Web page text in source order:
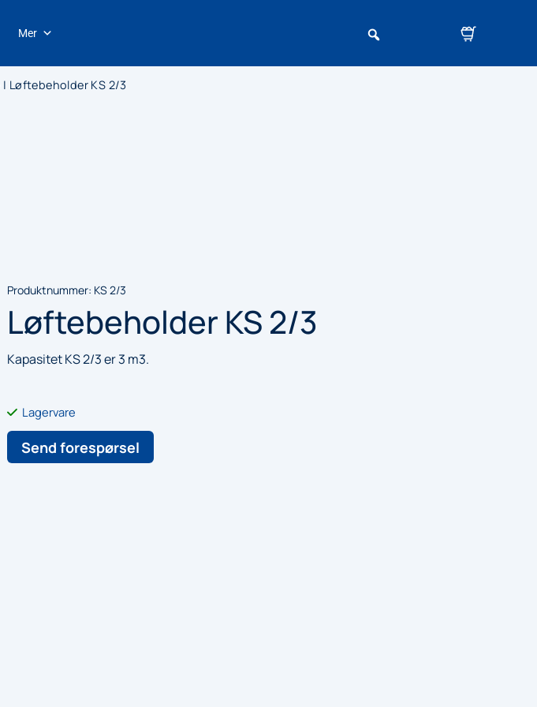
Mer
| Løftebeholder KS 2/3
Produktnummer: KS 2/3
Løftebeholder KS 2/3
Kapasitet KS 2/3 er 3 m3.
Lagervare
Send forespørsel